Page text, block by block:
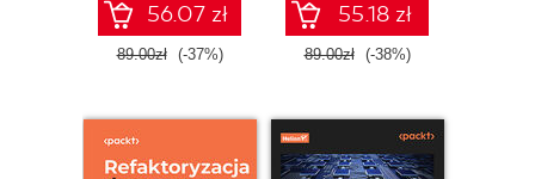
56.07 zł
89.00zł (-37%)
55.18 zł
89.00zł (-38%)